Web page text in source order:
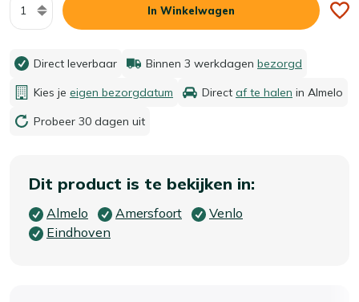
In Winkelwagen
Direct leverbaar Binnen 3 werkdagen bezorgd
Kies je eigen bezorgdatum Direct af te halen in Almelo
Probeer 30 dagen uit
Dit product is te bekijken in:
Almelo Amersfoort
Venlo
Eindhoven